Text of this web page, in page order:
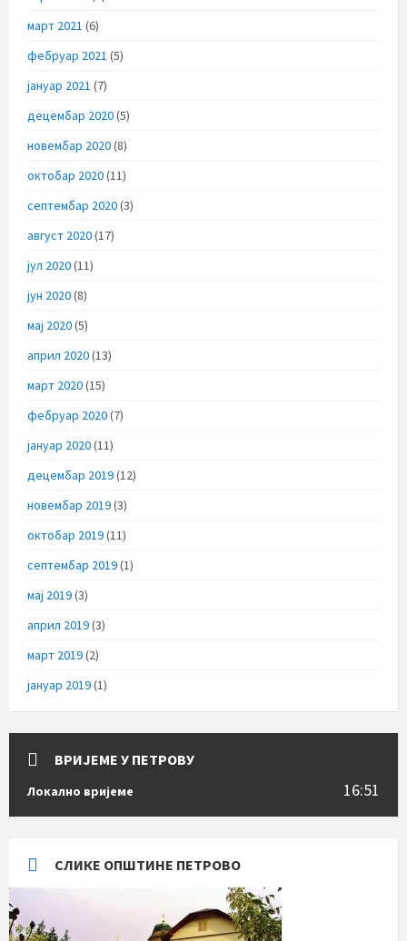
март 2021 (6)
фебруар 2021 (5)
јануар 2021 (7)
децембар 2020(5)
новембар 2020(8)
октобар 2020(11)
септембар 2020(3)
август 2020(17)
јул 2020(11)
јун 2020(8)
мај 2020(5)
април 2020(13)
март 2020(15)
фебруар 2020(7)
јануар 2020(11)
децембар 2019(12)
новембар 2019(3)
октобар 2019(11)
септембар 2019(1)
мај 2019(3)
април 2019(3)
март 2019(2)
јануар 2019(1)
ВРИЈЕМЕ У ПЕТРОВУ
Локално вријеме 16:51
СЛИКЕ ОПШТИНЕ ПЕТРОВО